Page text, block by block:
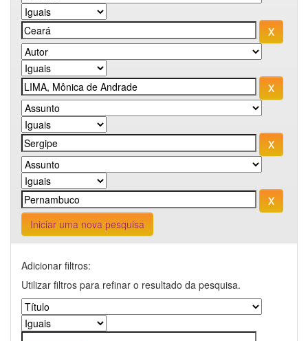
Iniciar uma nova pesquisa
Adicionar filtros:
Utilizar filtros para refinar o resultado da pesquisa.